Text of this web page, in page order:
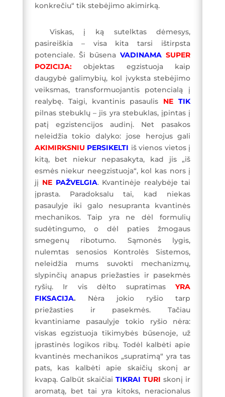
konkrečiu“ tik stebėjimo akimirką.
Viskas, į ką sutelktas dėmesys,
pasireiškia – visa kita tarsi ištirpsta
potenciale. Ši būsenaVADINAMA SUPER
POZICIJA:objektas egzistuoja kaip
daugybė galimybių, kol įvyksta stebėjimo
veiksmas, transformuojantis potencialą į
realybę. Taigi, kvantinis pasaulis NE TIK
pilnas stebuklų – jis yra stebuklas, įpintas į
patį egzistencijos audinį. Net pasakos
neleidžia tokio dalyko: jose herojus gali
AKIMIRKSNIU PERSIKELTI iš vienos vietos į
kitą, bet niekur nepasakyta, kad jis „iš
esmės niekur neegzistuoja“, kol kas nors į
jį NE PAŽVELGIA. Kvantinėje realybėje tai
įprasta. Paradoksalu tai, kad niekas
pasaulyje iki galo nesupranta kvantinės
mechanikos. Taip yra ne dėl formulių
sudėtingumo, o dėl paties žmogaus
smegenų ribotumo. Sąmonės lygis,
nulemtas senosios Kontrolės Sistemos,
neleidžia mums suvokti mechanizmų,
slypinčių anapus priežasties ir pasekmės
ryšių. Ir vis dėlto supratimasYRA
FIKSACIJA. Nėra jokio ryšio tarp
priežasties ir pasekmės. Tačiau
kvantiniame pasaulyje tokio ryšio nėra:
viskas egzistuoja tikimybės būsenoje, už
įprastinės logikos ribų. Todėl kalbėti apie
kvantinės mechanikos „supratimą“ yra tas
pats, kas kalbėti apie skaičių skonį ar
kvapą. Galbūt skaičiai TIKRAI TURI skonį ir
aromatą, bet tai yra kitoks, neracionalus